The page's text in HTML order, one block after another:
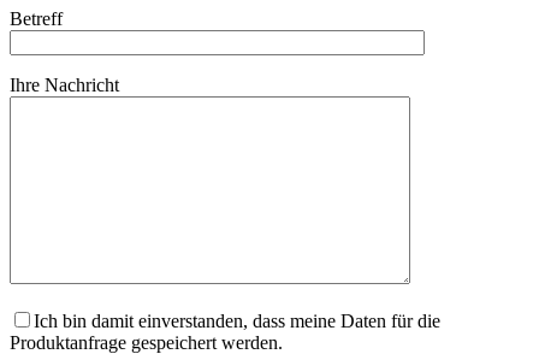
Betreff
Ihre Nachricht
Ich bin damit einverstanden, dass meine Daten für die
Produktanfrage gespeichert werden.